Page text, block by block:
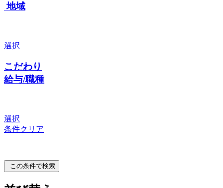
地域
選択
こだわり
給与/職種
選択
条件クリア
この条件で検索